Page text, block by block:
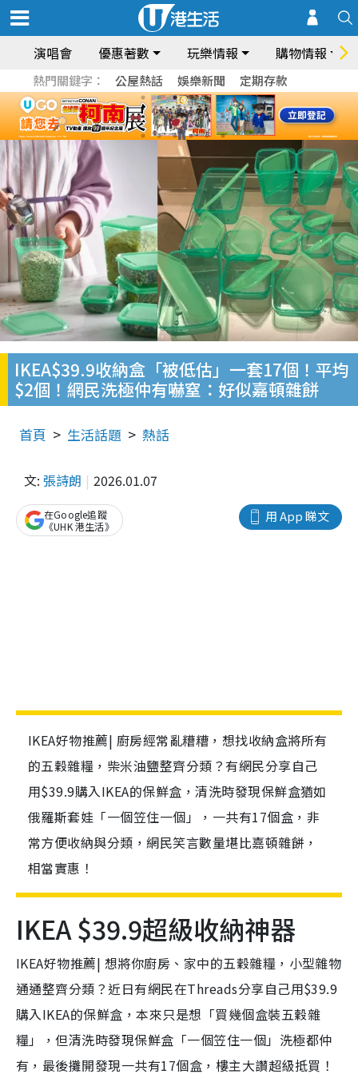
演唱會 優惠著數 玩樂情報 購物情報
熱門關鍵字： 公屋熱話 娛樂新聞 定期存款
IKEA$39.9收納盒「被低估」一套17個！平均
$2個！網民洗極仲有嚇窒：好似嘉頓雜餅
首頁 生活話題 熱話
文: 張詩朗 2026.01.07
用 App 睇文
在Google追蹤
《UHK 港生活》
IKEA好物推薦| 廚房經常亂糟糟，想找收納盒將所有
的五穀雜糧，柴米油鹽整齊分類？有網民分享自己
用$39.9購入IKEA的保鮮盒，清洗時發現保鮮盒猶如
俄羅斯套娃「一個笠住一個」，一共有17個盒，非
常方便收納與分類，網民笑言數量堪比嘉頓雜餅，
相當實惠！
IKEA $39.9超級收納神器
IKEA好物推薦| 想將你廚房、家中的五穀雜糧，小型雜物
通通整齊分類？近日有網民在Threads分享自己用$39.9
購入IKEA的保鮮盒，本來只是想「買幾個盒裝五穀雜
糧」，但清洗時發現保鮮盒「一個笠住一個」洗極都仲
有，最後攤開發現一共有17個盒，樓主大讚超級抵買！